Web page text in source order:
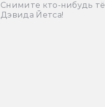
Снимите кто-нибудь
Дэвида Йетса!